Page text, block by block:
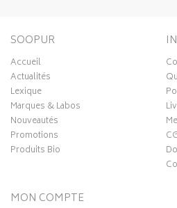
SOOPUR
Accueil
Actualités
Lexique
Marques & Labos
Nouveautés
Promotions
Produits Bio
MON COMPTE